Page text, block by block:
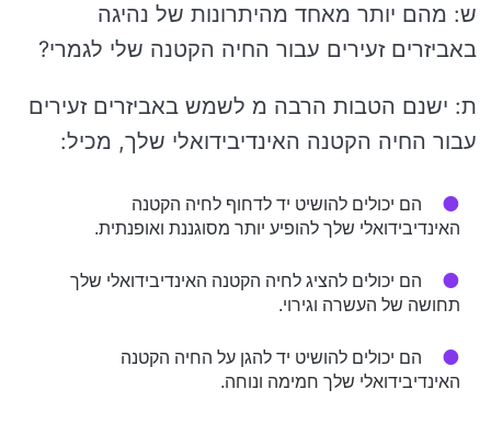
ש: מהם יותר מאחד מהיתרונות של נהיגה
באביזרים זעירים עבור החיה הקטנה שלי לגמרי?
ת: ישנם הטבות הרבה מ לשמש באביזרים זעירים
עבור החיה הקטנה האינדיבידואלי שלך, מכיל:
הם יכולים להושיט יד לדחוף לחיה הקטנה
האינדיבידואלי שלך להופיע יותר מסוגננת ואופנתית.
הם יכולים להציג לחיה הקטנה האינדיבידואלי שלך
תחושה של העשרה וגירוי.
הם יכולים להושיט יד להגן על החיה הקטנה
האינדיבידואלי שלך חמימה ונוחה.